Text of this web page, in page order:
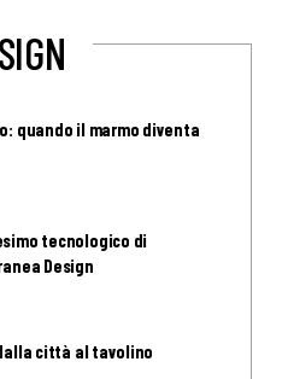
quando il marmo diventa
tecnologico di
Design
città al tavolino